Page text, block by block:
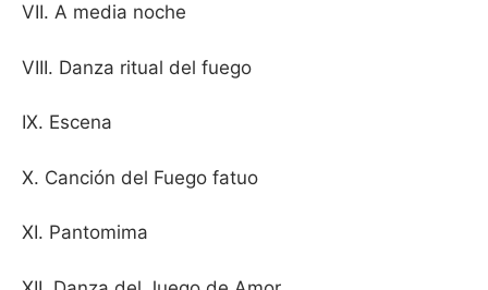
VII. A media noche
VIII. Danza ritual del fuego
IX. Escena
X. Canción del Fuego fatuo
XI. Pantomima